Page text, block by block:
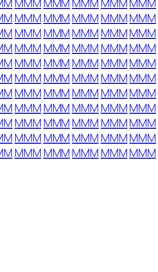
MMM MMM MMM MMMMMM
MMM MMM MMM MMMMMM
MMM MMM MMM MMMMMM
MMM MMM MMM MMMMMM
MMM MMM MMM MMMMMM
MMM MMM MMM MMMMMM
MMM MMM MMM MMMMMM
MMM MMM MMM MMMMMM
MMM MMM MMM MMMMMM
MMM MMM MMM MMMMMM
MMM MMM MMM MMMMMM